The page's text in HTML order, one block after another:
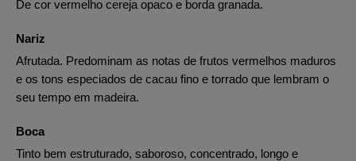
De cor vermelho cereja opaco e borda granada.
Nariz
Afrutada. Predominam as notas de frutos vermelhos maduros
e os tons especiados de cacau fino e torrado que lembram o
seu tempo em madeira.
Boca
Tinto bem estruturado, saboroso, concentrado, longo e